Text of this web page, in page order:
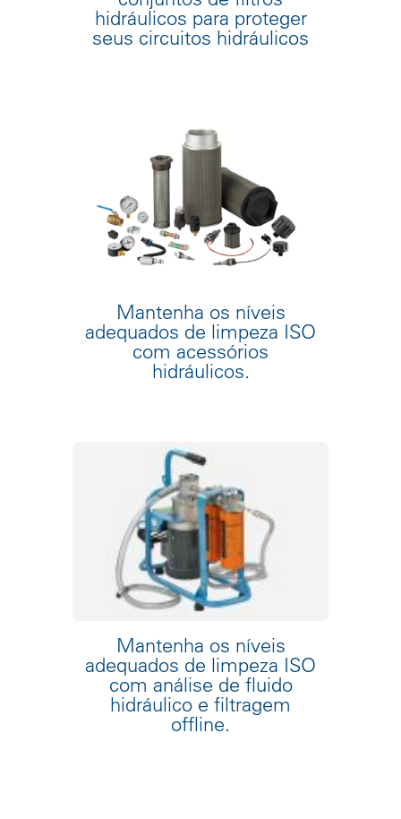
hidráulicos para proteger
seus circuitos hidráulicos
Mantenha os níveis
adequados de limpeza ISO
com acessórios
hidráulicos.
Mantenha os níveis
adequados de limpeza ISO
com análise de fluido
hidráulico e filtragem
offline.